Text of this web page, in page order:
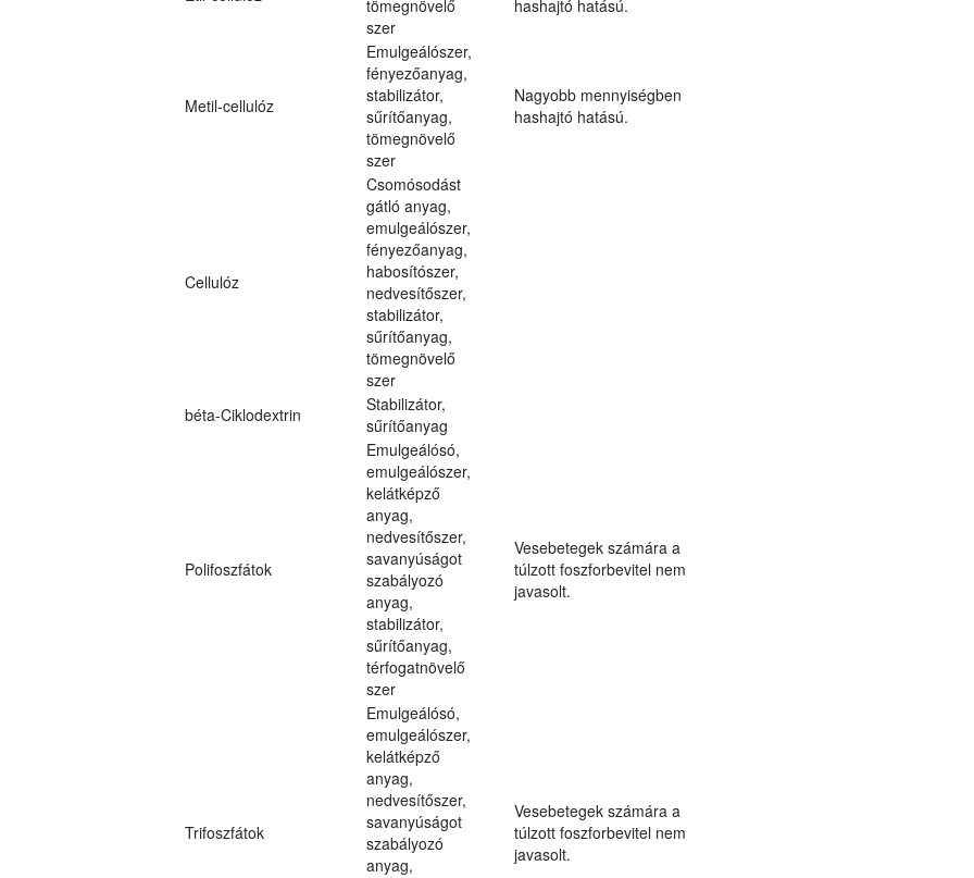
tömegnövelő
szer
hashajtó hatású.
Metil-cellulóz
Emulgeálószer,
fényezőanyag,
stabilizátor,
sűrítőanyag,
tömegnövelő
szer
Nagyobb mennyiségben
hashajtó hatású.
Cellulóz
Csomósodást
gátló anyag,
emulgeálószer,
fényezőanyag,
habosítószer,
nedvesítőszer,
stabilizátor,
sűrítőanyag,
tömegnövelő
szer
béta-Ciklodextrin
Stabilizátor,
sűrítőanyag
Polifoszfátok
Emulgeálósó,
emulgeálószer,
kelátképző
anyag,
nedvesítőszer,
savanyúságot
szabályozó
anyag,
stabilizátor,
sűrítőanyag,
térfogatnövelő
szer
Vesebetegek számára a
túlzott foszforbevitel nem
javasolt.
Trifoszfátok
Emulgeálósó,
emulgeálószer,
kelátképző
anyag,
nedvesítőszer,
savanyúságot
szabályozó
anyag,
Vesebetegek számára a
túlzott foszforbevitel nem
javasolt.